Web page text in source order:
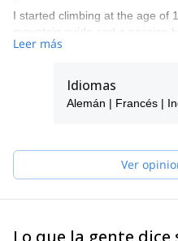
I started climbing at the age of
mountain guide and a passion
Scharnitz / Tyrol and I am
Ice climbing in norway,
cuba or high mountains in the
areas around the world. I led a
karakorum mountains and the
and Wetterstein mountains as
guide to your desired goal!
Leer más
Idiomas
Alemán | Francés |
Ver
Lo que la gente dice